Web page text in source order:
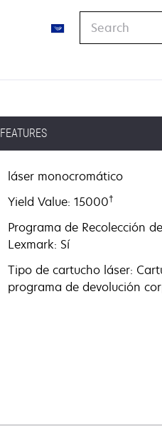
FEATURES
láser monocromático
Yield Value: 15000†
Programa de Recolección
Lexmark: Sí
Tipo de cartucho láser:
programa de devolución